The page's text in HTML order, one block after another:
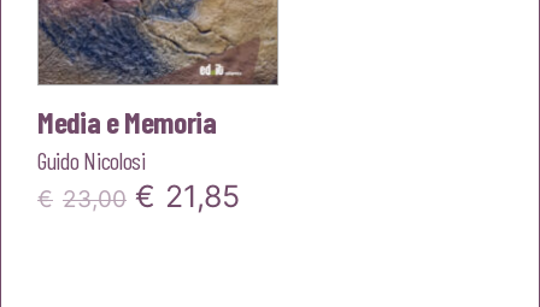
Media e Memoria
Guido Nicolosi
€ 23,00 Il
€ 21,85